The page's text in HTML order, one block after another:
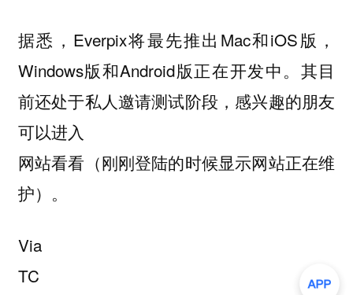
据悉，Everpix将最先推出Mac和iOS版，
Windows版和Android版正在开发中。其目
前还处于私人邀请测试阶段，感兴趣的朋友
可以进入
网站看看（刚刚登陆的时候显示网站正在维
护）。
Via
TC